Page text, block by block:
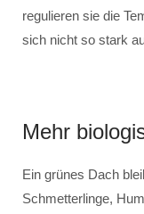
regulieren sie die
sich nicht so stark
Mehr
Ein grünes Dach
Schmetterlinge,